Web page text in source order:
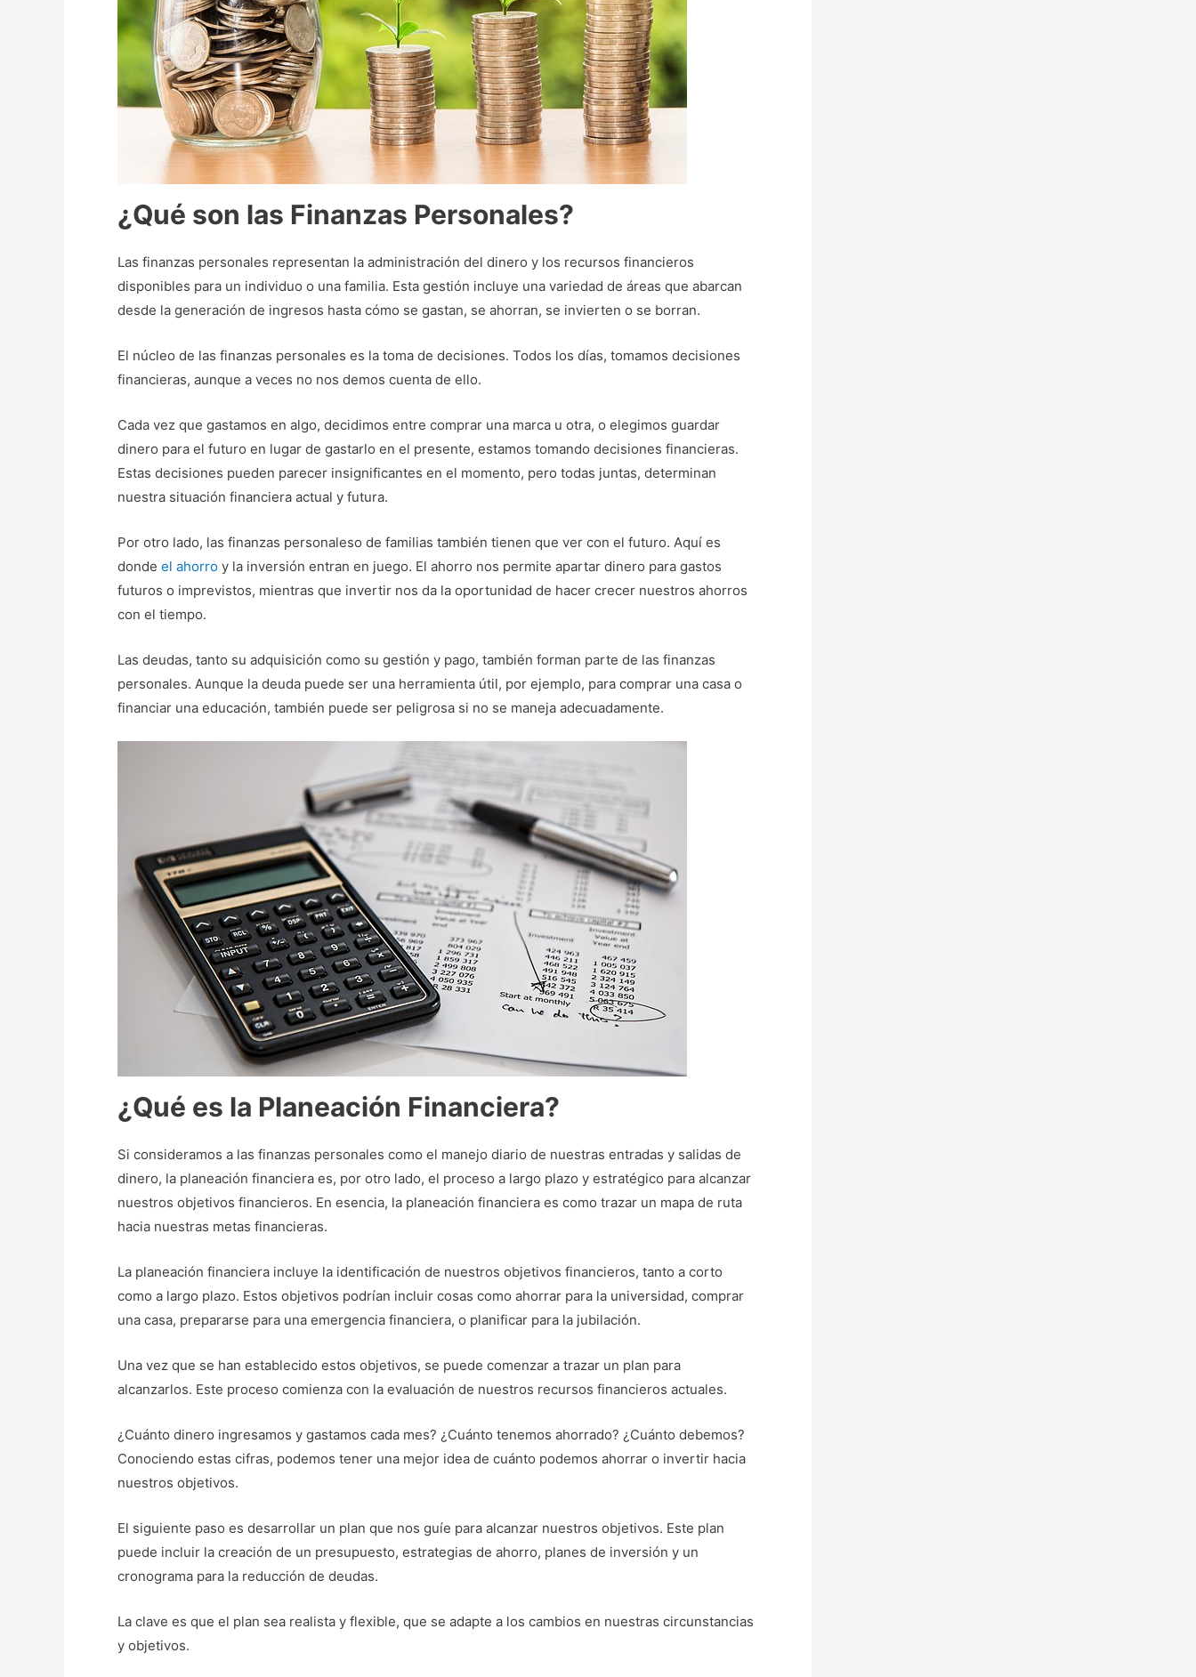
¿Qué son las Finanzas Personales?
Las finanzas personales representan la administración del dinero y los recursos financieros
disponibles para un individuo o una familia. Esta gestión incluye una variedad de áreas que abarcan
desde la generación de ingresos hasta cómo se gastan, se ahorran, se invierten o se borran.
El núcleo de las finanzas personales es la toma de decisiones. Todos los días, tomamos decisiones
financieras, aunque a veces no nos demos cuenta de ello.
Cada vez que gastamos en algo, decidimos entre comprar una marca u otra, o elegimos guardar
dinero para el futuro en lugar de gastarlo en el presente, estamos tomando decisiones financieras.
Estas decisiones pueden parecer insignificantes en el momento, pero todas juntas, determinan
nuestra situación financiera actual y futura.
Por otro lado, las finanzas personaleso de familias también tienen que ver con el futuro. Aquí es
donde el ahorro y la inversión entran en juego. El ahorro nos permite apartar dinero para gastos
futuros o imprevistos, mientras que invertir nos da la oportunidad de hacer crecer nuestros ahorros
con el tiempo.
Las deudas, tanto su adquisición como su gestión y pago, también forman parte de las finanzas
personales. Aunque la deuda puede ser una herramienta útil, por ejemplo, para comprar una casa o
financiar una educación, también puede ser peligrosa si no se maneja adecuadamente.
¿Qué es la Planeación Financiera?
Si consideramos a las finanzas personales como el manejo diario de nuestras entradas y salidas de
dinero, la planeación financiera es, por otro lado, el proceso a largo plazo y estratégico para alcanzar
nuestros objetivos financieros. En esencia, la planeación financiera es como trazar un mapa de ruta
hacia nuestras metas financieras.
La planeación financiera incluye la identificación de nuestros objetivos financieros, tanto a corto
como a largo plazo. Estos objetivos podrían incluir cosas como ahorrar para la universidad, comprar
una casa, prepararse para una emergencia financiera, o planificar para la jubilación.
Una vez que se han establecido estos objetivos, se puede comenzar a trazar un plan para
alcanzarlos. Este proceso comienza con la evaluación de nuestros recursos financieros actuales.
¿Cuánto dinero ingresamos y gastamos cada mes? ¿Cuánto tenemos ahorrado? ¿Cuánto debemos?
Conociendo estas cifras, podemos tener una mejor idea de cuánto podemos ahorrar o invertir hacia
nuestros objetivos.
El siguiente paso es desarrollar un plan que nos guíe para alcanzar nuestros objetivos. Este plan
puede incluir la creación de un presupuesto, estrategias de ahorro, planes de inversión y un
cronograma para la reducción de deudas.
La clave es que el plan sea realista y flexible, que se adapte a los cambios en nuestras circunstancias
y objetivos.